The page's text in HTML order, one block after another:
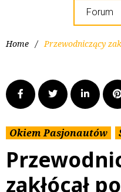
Forum
Home / Przewodniczący
Okiem Pasjonautów
zakłócał